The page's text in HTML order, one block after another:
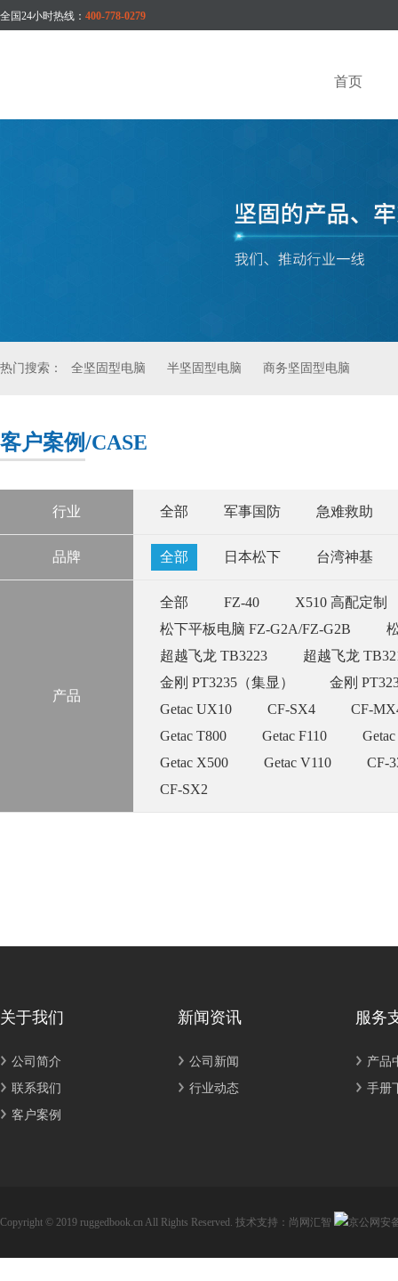
全国24小时热线： 400-778-0279
首页
热门搜索： 全坚固型电脑 半坚固型电脑 商务坚固型电脑
客户案例/CASE
行业 全部 军事国防 急难救助
品牌 全部 日本松下 台湾神基
产品
全部 FZ-40
X510 高配定制
松下平板电脑 FZ-G2A/FZ-G2B
超越飞龙 TB3223
超越飞龙
金刚 PT3235（集显）
金刚
Getac UX10
CF-SX4
CF-
Getac T800
Getac F110
Getac X500
Getac V110
CF-
CF-SX2
关于我们
公司简介
联系我们
客户案例
新闻资讯
公司新闻
行业动态
服务
产品
手册
Copyright © 2019 ruggedbook.cn All Rights Reserved. 技术支持：尚网汇智 京公网安